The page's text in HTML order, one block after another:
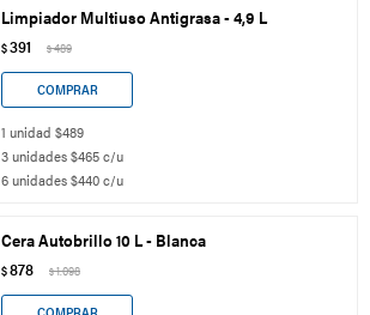
Limpiador Multiuso Antigrasa - 4,9 L
$391 $489
1 unidad $489
3 unidades $465 c/u
6 unidades $440 c/u
Cera Autobrillo 10 L - Blanca
$878 $1.098